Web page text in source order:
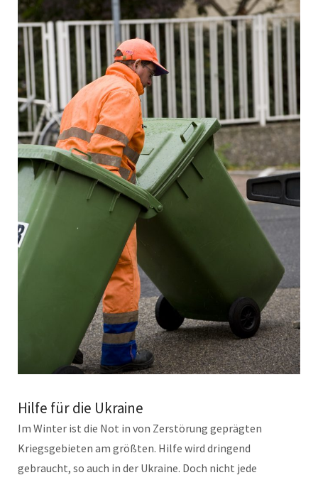
Hilfe für die Ukraine
Im Winter ist die Not in von Zerstörung geprägten
Kriegsgebieten am größten. Hilfe wird dringend
gebraucht, so auch in der Ukraine. Doch nicht jede